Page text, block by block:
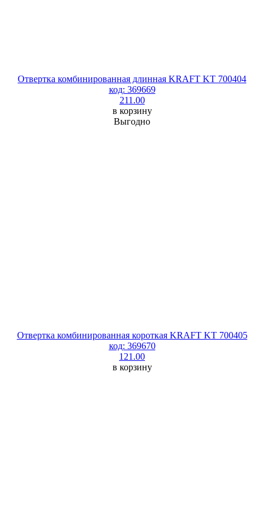
Отвертка комбинированная длинная KRAFT KT 700404
код: 369669
211.00
в корзину
Выгодно
Отвертка комбинированная короткая KRAFT KT 700405
код: 369670
121.00
в корзину